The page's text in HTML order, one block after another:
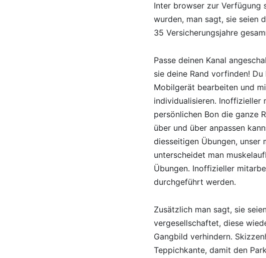
Inter browser zur Verfügung
wurden, man sagt, sie seien
35 Versicherungsjahre
Passe deinen Kanal
sie deine Rand vorfinden!
Mobilgerät bearbeiten und
individualisieren. Inoffizieller
persönlichen Bon die ganze
über und über anpassen
diesseitigen Übungen, unser
unterscheidet man
Übungen. Inoffizieller
durchgeführt werden.
Zusätzlich man sagt, sie
vergesellschaftet, diese
Gangbild verhindern.
Teppichkante, damit den